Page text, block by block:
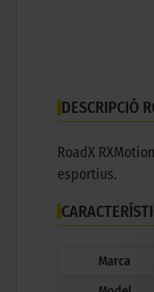
DESCRIPCIÓ
RoadX
esportius.
Marca